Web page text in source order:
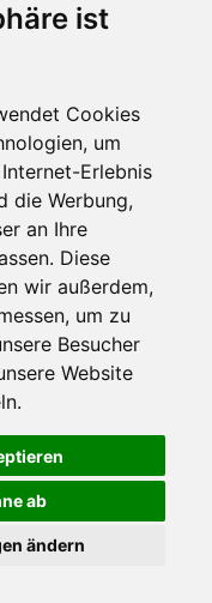
ist
Cookies
um
Erlebnis
die Werbung,
an Ihre
Diese
wir außerdem,
um zu
Besucher
Website
ab
ändern
весь функционал
подробности и, при желании,
сайтом, Вы